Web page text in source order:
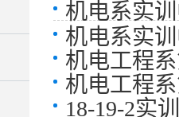
机电系实
机电系实
机电工程
机电工程
18-19-2实